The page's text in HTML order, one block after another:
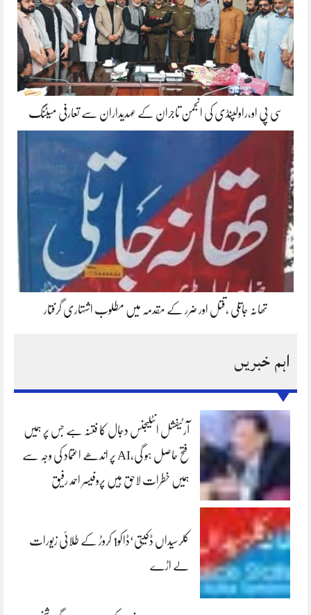
سی پی او،راولپنڈی کی انجمن تاجران کے عہدیداران سے تعارفی میٹنگ
تھانہ جاتلی ،قتل اور ضرر کے مقدمہ میں مطلوب اشتہاری گرفتار
اہم خبریں
آرٹیفشل انٹلیجنس دجال کا فتنہ ہے جس پر ہمیں
فتح حاصل ہو گی،AI پر اندھے اعتماد کی وجہ سے
ہمیں خطرات لاحق ہیں پروفیسر احمد رفیق
کلرسیداں ڈکیتی‘ڈاکو1 کروڑ کے طلائی زیورات
لے اڑے